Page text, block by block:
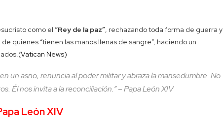
como el “Rey de la paz”, rechazando toda forma de guerra y
quienes “tienen las manos llenas de sangre”, haciendo un
(Vatican News)
un asno, renuncia al poder militar y abraza la mansedumbre. No
Él nos invita a la reconciliación.” – Papa León XIV
León XIV